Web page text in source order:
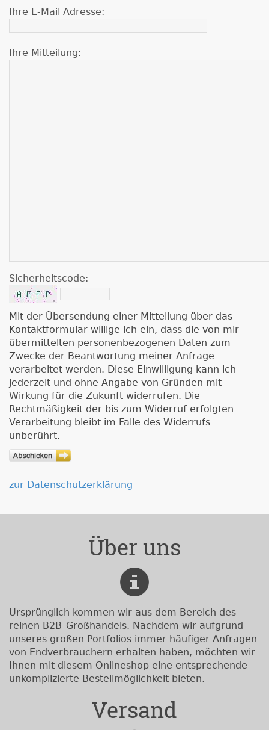
Ihre E-Mail Adresse:
Ihre Mitteilung:
Sicherheitscode:
Mit der Übersendung einer Mitteilung über das
Kontaktformular willige ich ein, dass die von mir
übermittelten personenbezogenen Daten zum
Zwecke der Beantwortung meiner Anfrage
verarbeitet werden. Diese Einwilligung kann ich
jederzeit und ohne Angabe von Gründen mit
Wirkung für die Zukunft widerrufen. Die
Rechtmäßigkeit der bis zum Widerruf erfolgten
Verarbeitung bleibt im Falle des Widerrufs
unberührt.
zur Datenschutzerklärung
Über uns
Ursprünglich kommen wir aus dem Bereich des
reinen B2B-Großhandels. Nachdem wir aufgrund
unseres großen Portfolios immer häufiger Anfragen
von Endverbrauchern erhalten haben, möchten wir
Ihnen mit diesem Onlineshop eine entsprechende
unkomplizierte Bestellmöglichkeit bieten.
Versand